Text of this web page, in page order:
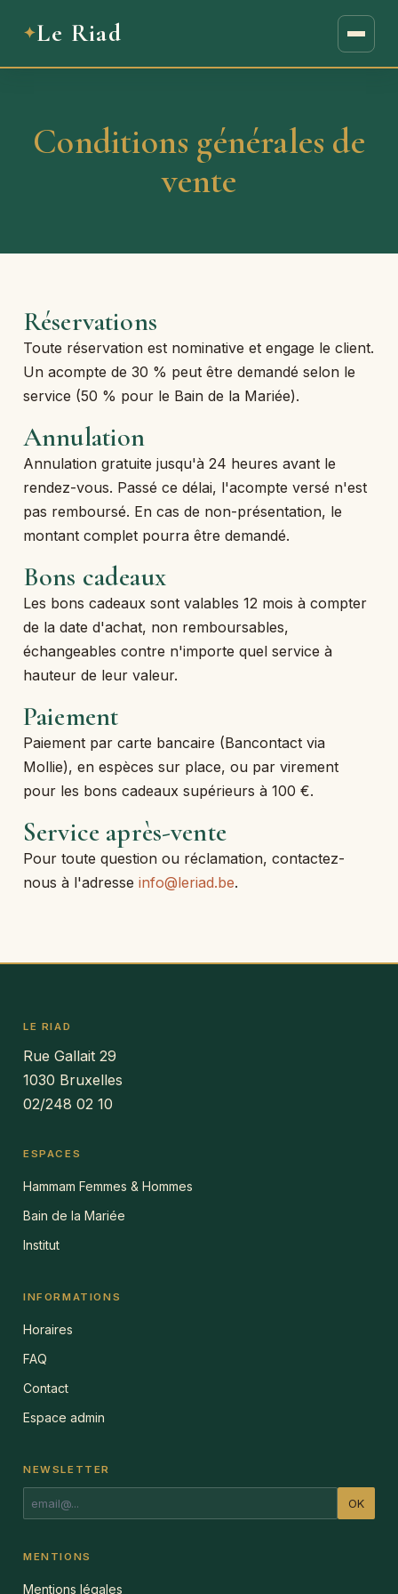
Le Riad
Conditions générales de
vente
Réservations
Toute réservation est nominative et engage le client.
Un acompte de 30 % peut être demandé selon le
service (50 % pour le Bain de la Mariée).
Annulation
Annulation gratuite jusqu'à 24 heures avant le
rendez-vous. Passé ce délai, l'acompte versé n'est
pas remboursé. En cas de non-présentation, le
montant complet pourra être demandé.
Bons cadeaux
Les bons cadeaux sont valables 12 mois à compter
de la date d'achat, non remboursables,
échangeables contre n'importe quel service à
hauteur de leur valeur.
Paiement
Paiement par carte bancaire (Bancontact via
Mollie), en espèces sur place, ou par virement
pour les bons cadeaux supérieurs à 100 €.
Service après-vente
Pour toute question ou réclamation, contactez-
nous à l'adresse info@leriad.be.
LE RIAD
Rue Gallait 29
1030 Bruxelles
02/248 02 10
ESPACES
Hammam Femmes & Hommes
Bain de la Mariée
Institut
INFORMATIONS
Horaires
FAQ
Contact
Espace admin
NEWSLETTER
OK
MENTIONS
Mentions légales